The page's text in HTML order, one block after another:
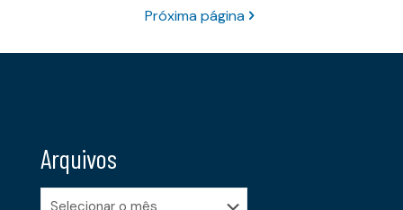
Próxima página
Arquivos
Arquivos